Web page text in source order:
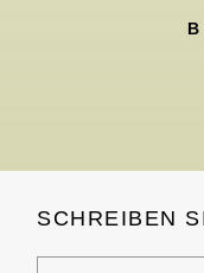
SCHREIBEN